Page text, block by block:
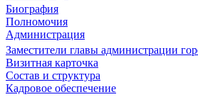
Биография
Полномочия
Администрация
Заместители главы администрации
Визитная карточка
Состав и структура
Кадровое обеспечение